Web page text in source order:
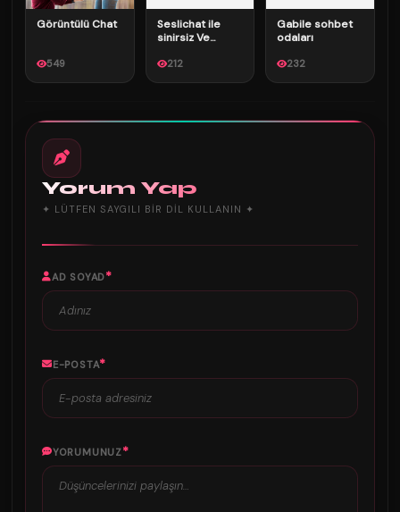
Görüntülü Chat
549
Seslichat ile
sinirsiz Ve
eglence...
212
Gabile sohbet
odaları
232
Yorum Yap
✦ LÜTFEN SAYGILI BIR DIL KULLANIN ✦
AD SOYAD*
E-POSTA*
YORUMUNUZ*